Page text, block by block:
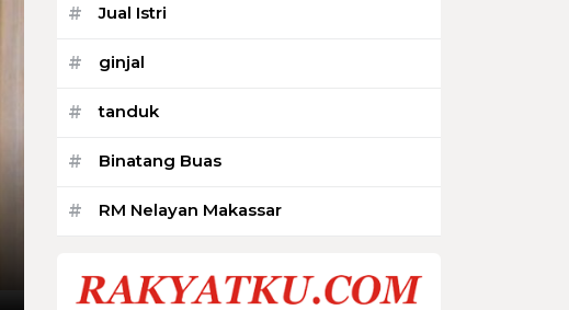
# Jual Istri
# ginjal
# tanduk
# Binatang Buas
# RM Nelayan Makassar